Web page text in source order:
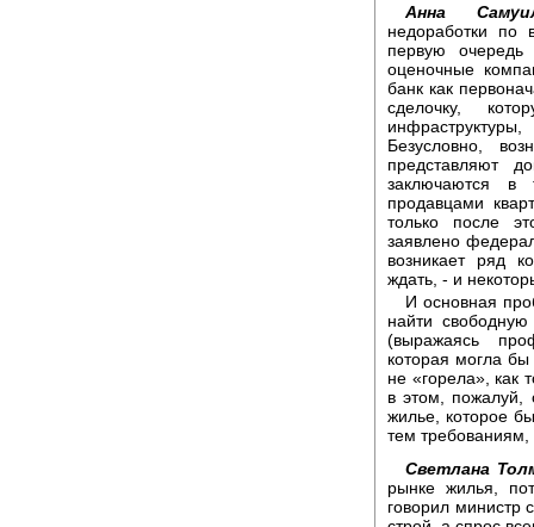
Анна
недоработки по
первую очередь
оценочные
банк как
сделочку,
Безусловно,
представляют
заключаются в
продавцами
только после
заявлено
возникает ряд
ждать, - и
И основная
найти
(выражаясь
которая могла
не «горела», как
в этом, пожалуй,
жилье, которое
тем требованиям,
Светлана
рынке жилья,
говорил министр